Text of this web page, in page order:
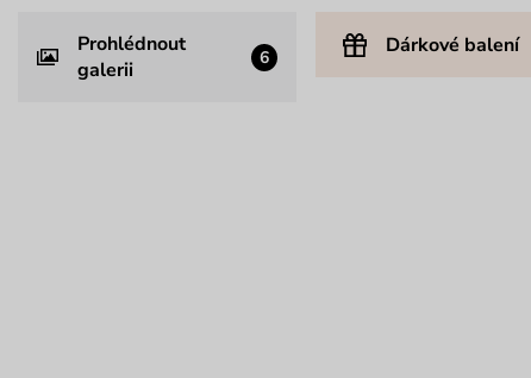
Prohlédnout
galerii
6 Dárkové balení